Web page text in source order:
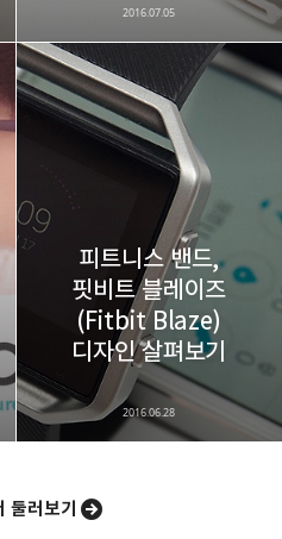
2016.07.05
피트니스 밴드,
핏비트 블레이즈
(Fitbit Blaze)
디자인 살펴보기
2016.06.28
둘러보기